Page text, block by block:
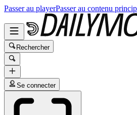
Passer au playerPasser au contenu
Rechercher
Se connecter